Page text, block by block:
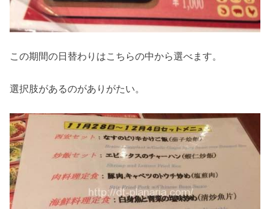
この期間の日替わりはこちらの中から選べます。
選択肢があるのがありがたい。